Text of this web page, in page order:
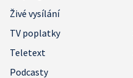
Živé vysílání
TV poplatky
Teletext
Podcasty